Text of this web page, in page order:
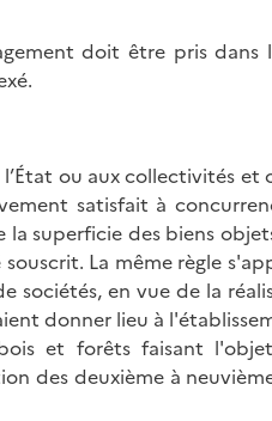
doit être pris dans
ou aux collectivités et
satisfait à
superficie des biens
La même règle
en vue de la
donner lieu à
et forêts faisant
des deuxième à